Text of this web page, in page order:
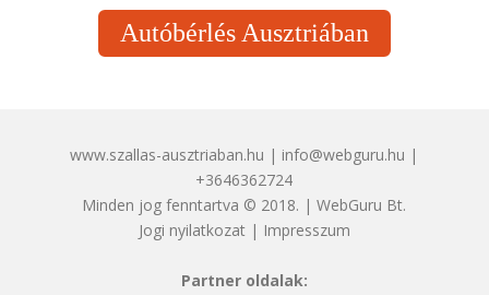
Autóbérlés Ausztriában
www.szallas-ausztriaban.hu | info@webguru.hu |
+3646362724
Minden jog fenntartva © 2018. | WebGuru Bt.
Jogi nyilatkozat| Impresszum
Partner oldalak: